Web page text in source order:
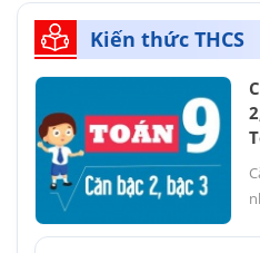
Kiến thức THCS